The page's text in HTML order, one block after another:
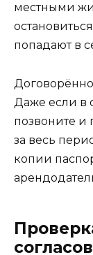
местными
попадают в
Даже если в
позвоните и
за весь
копии